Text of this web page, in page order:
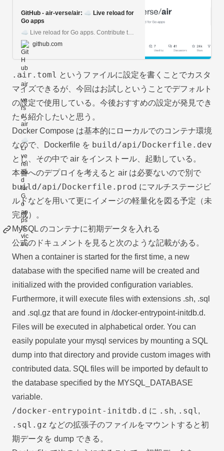
GitHub - air-verse/air: ☁️ Live reload for
Go apps
☁️ Live reload for Go apps. Contribute to air-verse/air development by creating an account on GitHub.
github.com
.air.toml というファイルに設定を書くことでカスタ
マイズできるが、今回はお試しということでデフォルト
の設定で使用している。今後おすすめの設定が発見でき
たら紹介したいと思う。
Docker Compose は基本的にローカルでのコンテナ環境
なので、Dockerfile を build/api/Dockerfile.dev
とし、その中で air をインストール、起動している。
本番へのデプロイを考えると air は必要ないので別で
build/api/Dockerfile.prod にマルチステージビ
ルドなどを用いて更にイメージの軽量化を図る予定（未
完成）。
MySQL のコンテナに初期データを入れる
公式のドキュメント を見ると次のような記載がある。
When a container is started for the first time, a new
database with the specified name will be created and
initialized with the provided configuration variables.
Furthermore, it will execute files with extensions .sh, .sql
and .sql.gz that are found in /docker-entrypoint-initdb.d.
Files will be executed in alphabetical order. You can
easily populate your mysql services by mounting a SQL
dump into that directory and provide custom images with
contributed data. SQL files will be imported by default to
the database specified by the MYSQL_DATABASE
variable.
/docker-entrypoint-initdb.d に .sh, .sql,
.sql.gz などの拡張子のファイルをマウントすると初
期データを dump できる。